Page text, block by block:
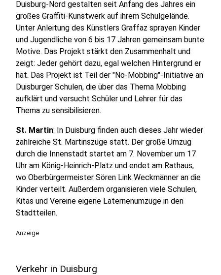
Duisburg-Nord gestalten seit Anfang des Jahres ein
großes Graffiti-Kunstwerk auf ihrem Schulgelände.
Unter Anleitung des Künstlers Graffaz sprayen Kinder
und Jugendliche von 6 bis 17 Jahren gemeinsam bunte
Motive. Das Projekt stärkt den Zusammenhalt und
zeigt: Jeder gehört dazu, egal welchen Hintergrund er
hat. Das Projekt ist Teil der "No-Mobbing"-Initiative an
Duisburger Schulen, die über das Thema Mobbing
aufklärt und versucht Schüler und Lehrer für das
Thema zu sensibilisieren.
St. Martin: In Duisburg finden auch dieses Jahr wieder
zahlreiche St. Martinszüge statt. Der große Umzug
durch die Innenstadt startet am 7. November um 17
Uhr am König-Heinrich-Platz und endet am Rathaus,
wo Oberbürgermeister Sören Link Weckmänner an die
Kinder verteilt. Außerdem organisieren viele Schulen,
Kitas und Vereine eigene Laternenumzüge in den
Stadtteilen.
Anzeige
Verkehr in Duisburg